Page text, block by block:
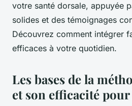
votre santé dorsale, appuyée
solides et des témoignages
Découvrez comment intégrer
efficaces à votre quotidien.
Les bases de la
et son efficacité pour